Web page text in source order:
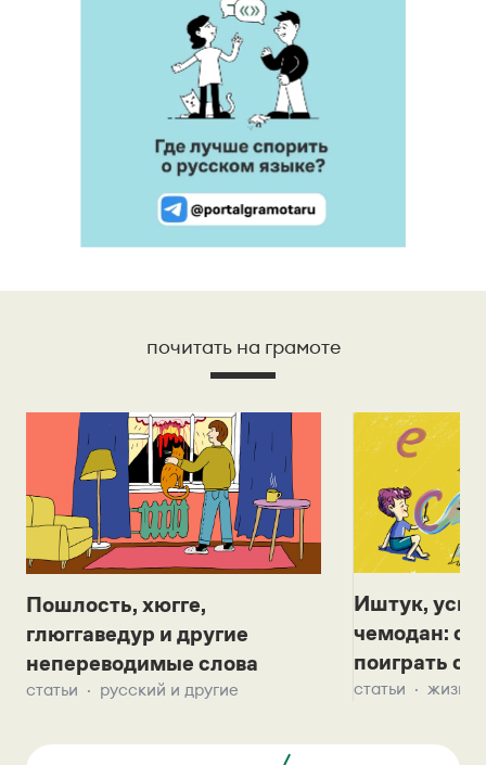
почитать на грамоте
Пошлость, хюгге,
глюггаведур и другие
непереводимые слова
статьи русский и другие
Иштук,
чемодан:
поиграть с
статьи жизнь